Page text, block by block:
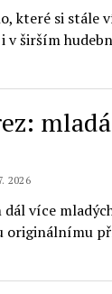
které si stále
v širším
2026
dál více
originálnímu